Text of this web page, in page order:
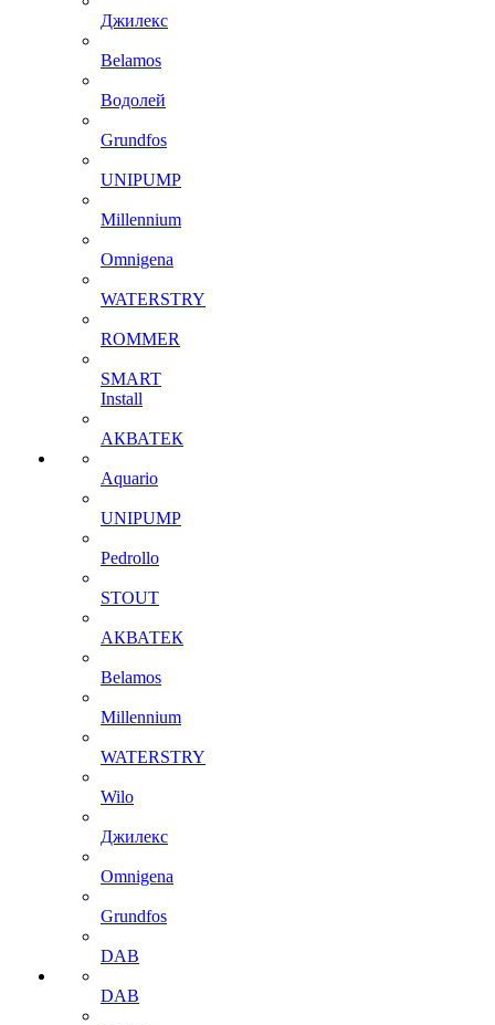
Джилекс
Belamos
Водолей
Grundfos
UNIPUMP
Millennium
Omnigena
WATERSTRY
ROMMER
SMART
Install
АКВАТЕК
Aquario
UNIPUMP
Pedrollo
STOUT
АКВАТЕК
Belamos
Millennium
WATERSTRY
Wilo
Джилекс
Omnigena
Grundfos
DAB
DAB